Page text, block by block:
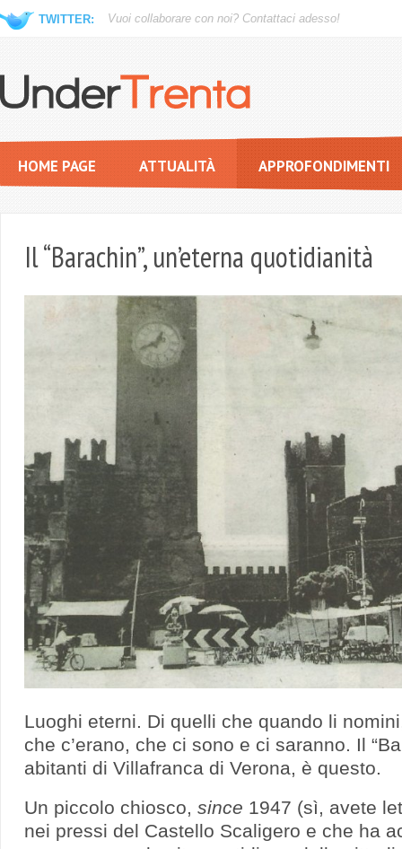
HOME PAGE ATTUALITÀ APPROFONDIMENTI
Il “Barachin”, un’eterna quotidianità
Luoghi eterni. Di quelli che quando li
che c’erano, che ci sono e ci saranno. Il
abitanti di Villafranca di Verona, è questo.
Un piccolo chiosco, since 1947 (sì, avete
nei pressi del Castello Scaligero e che ha
TWITTER: Vuoi collaborare con noi? Contattaci adesso!